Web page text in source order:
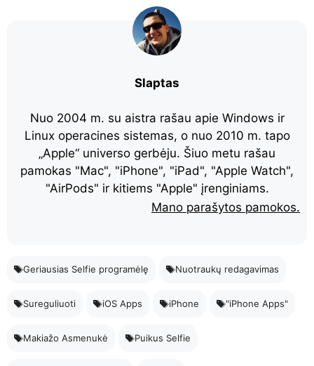
Slaptas
Nuo 2004 m. su aistra rašau apie Windows ir
Linux operacines sistemas, o nuo 2010 m. tapo
„Apple“ universo gerbėju. Šiuo metu rašau
pamokas "Mac", "iPhone", "iPad", "Apple Watch",
"AirPods" ir kitiems "Apple" įrenginiams.
Mano parašytos pamokos.
Geriausias Selfie programėlę Nuotraukų redagavimas
Sureguliuoti iOS Apps iPhone "iPhone Apps"
Makiažo Asmenukė Puikus Selfie